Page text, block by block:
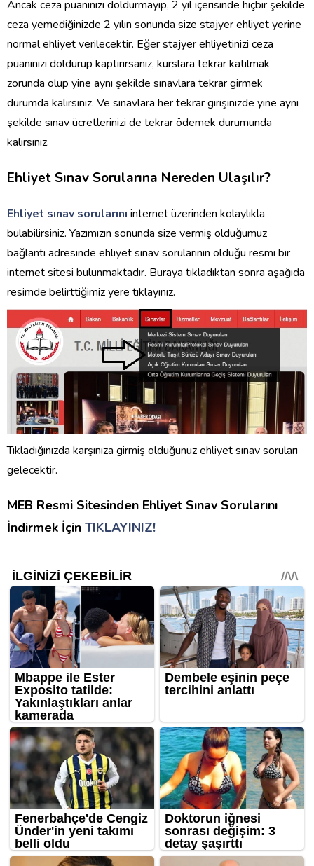
Ancak ceza puanınızı doldurmayıp, 2 yıl içerisinde hiçbir şekilde
ceza yemediğinizde 2 yılın sonunda size stajyer ehliyet yerine
normal ehliyet verilecektir. Eğer stajyer ehliyetinizi ceza
puanınızı doldurup kaptırırsanız, kurslara tekrar katılmak
zorunda olup yine aynı şekilde sınavlara tekrar girmek
durumda kalırsınız. Ve sınavlara her tekrar girişinizde yine aynı
şekilde sınav ücretlerinizi de tekrar ödemek durumunda
kalırsınız.
Ehliyet Sınav Sorularına Nereden Ulaşılır?
Ehliyet sınav sorularını internet üzerinden kolaylıkla
bulabilirsiniz. Yazımızın sonunda size vermiş olduğumuz
bağlantı adresinde ehliyet sınav sorularının olduğu resmi bir
internet sitesi bulunmaktadır. Buraya tıkladıktan sonra aşağıda
resimde belirttiğimiz yere tıklayınız.
Tıkladığınızda karşınıza girmiş olduğunuz ehliyet sınav soruları
gelecektir.
MEB Resmi Sitesinden Ehliyet Sınav Sorularını
İndirmek İçin TIKLAYINIZ!